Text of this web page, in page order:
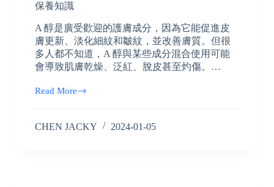
保養知識
A 醇是廣受歡迎的護膚成分，因為它能促進皮
膚更新、淡化細紋和皺紋，並改善膚質。但很
多人都不知道，A 醇與某些成分混合使用可能
會導致肌膚乾燥、泛紅、脫皮甚至灼傷。…
Read More
CHEN JACKY 2024-01-05